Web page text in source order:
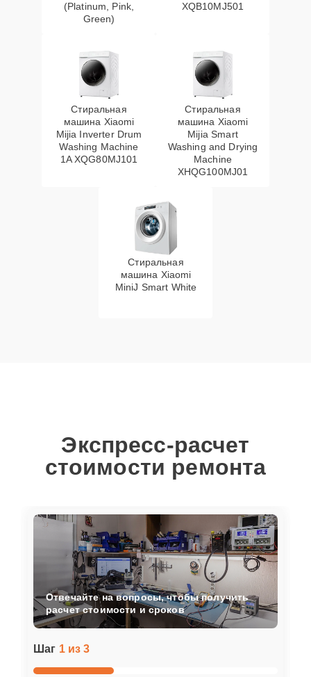
(Platinum, Pink,
Green)
XQB10MJ501
Стиральная
машина Xiaomi
Mijia Inverter Drum
Washing Machine
1A XQG80MJ101
Стиральная
машина Xiaomi
Mijia Smart
Washing and Drying
Machine
XHQG100MJ01
Стиральная
машина Xiaomi
MiniJ Smart White
Экспресс-расчет
стоимости ремонта
Шаг 1 из 3
Отвечайте на вопросы, чтобы получить
расчет стоимости и сроков